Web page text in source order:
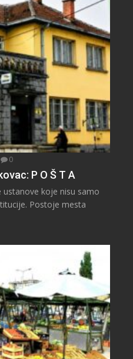
0
P O Š T A
ustanove koje nisu samo
Postoje mesta